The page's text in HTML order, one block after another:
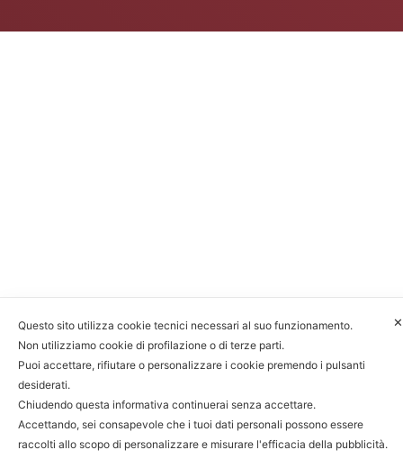
✕
Questo sito utilizza cookie tecnici necessari al suo funzionamento.
Non utilizziamo cookie di profilazione o di terze parti.
Puoi accettare, rifiutare o personalizzare i cookie premendo i pulsanti
desiderati.
Chiudendo questa informativa continuerai senza accettare.
Accettando, sei consapevole che i tuoi dati personali possono essere
raccolti allo scopo di personalizzare e misurare l'efficacia della pubblicità.